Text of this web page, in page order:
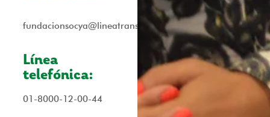
fundacionsocya@lineatransparencia.com
Línea
telefónica:
01-8000-12-00-44